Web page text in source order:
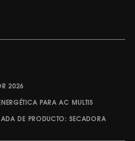
2026
PARA AC MULTIS
DE PRODUCTO: SECADORA